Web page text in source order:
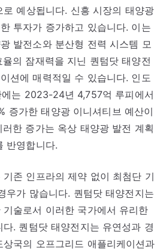
로 예상됩니다. 신흥 시장의 태양광
투자가 증가하고 있습니다. 이는
발전소와 분산형 전력 시스템 모
의 잠재력을 지닌 퀀텀닷 태양전
션에 매력적일 수 있습니다. 인도
는 2023-24년 4,757억 루피에서
증가한 태양광 이니셔티브 예산이
한 증가는 옥상 태양광 발전 계획
반영합니다.
존 인프라의 제약 없이 최첨단 기
우가 많습니다. 퀀텀닷 태양전지는
술로서 이러한 국가에서 유리한
. 퀀텀닷 태양전지는 유연성과 경
국의 오프그리드 애플리케이션과